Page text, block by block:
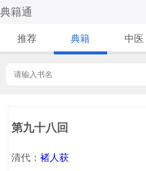
典籍通
推荐 典籍 中医
第九十八回
清代：褚人获